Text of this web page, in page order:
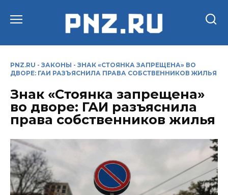
PNZ.RU - ЗАКОНЫ - ЗНАК «СТОЯНКА ЗАПРЕЩЕНА» ВО
ДВОРЕ: ГАИ РАЗЪЯСНИЛА ПРАВА СОБСТВЕННИКОВ ЖИЛЬЯ
Знак «Стоянка запрещена»
во дворе: ГАИ разъяснила
права собственников жилья